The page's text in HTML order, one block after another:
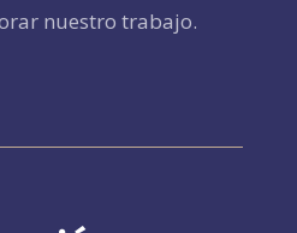
nuestro trabajo.